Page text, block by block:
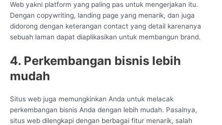
Web yakni platform yang paling pas untuk mengerjakan itu.
Dengan copywriting, landing page yang menarik, dan juga
didorong dengan keterangan contact yang detail karenanya
sebuah laman dapat diaplikasikan untuk membangun brand.
4. Perkembangan bisnis lebih
mudah
Situs web juga memungkinkan Anda untuk melacak
perkembangan bisnis Anda dengan lebih mudah. Pasalnya,
situs web dilengkapi dengan berbagai fitur menarik, salah